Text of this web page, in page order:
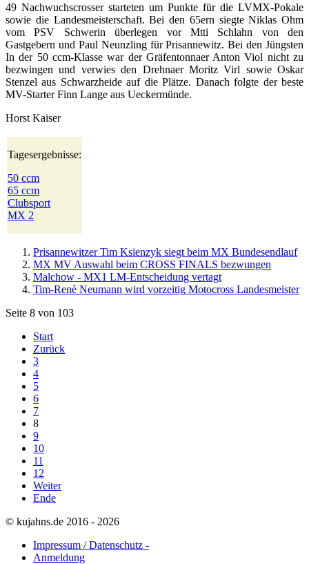
49 Nachwuchscrosser starteten um Punkte für die LVMX-Pokale
sowie die Landesmeisterschaft. Bei den 65ern siegte Niklas Ohm
vom PSV Schwerin überlegen vor Mtti Schlahn von den
Gastgebern und Paul Neunzling für Prisannewitz. Bei den Jüngsten
In der 50 ccm-Klasse war der Gräfentonnaer Anton Viol nicht zu
bezwingen und verwies den Drehnaer Moritz Virl sowie Oskar
Stenzel aus Schwarzheide auf die Plätze. Danach folgte der beste
MV-Starter Finn Lange aus Ueckermünde.
Horst Kaiser
Tagesergebnisse:
50 ccm
65 ccm
Clubsport
MX 2
Prisannewitzer Tim Ksienzyk siegt beim MX Bundesendlauf
MX MV Auswahl beim CROSS FINALS bezwungen
Malchow - MX1 LM-Entscheidung vertagt
Tim-Renè Neumann wird vorzeitig Motocross Landesmeister
Seite 8 von 103
Start
Zurück
3
4
5
6
7
8
9
10
11
12
Weiter
Ende
© kujahns.de 2016 - 2026
Impressum / Datenschutz -
Anmeldung